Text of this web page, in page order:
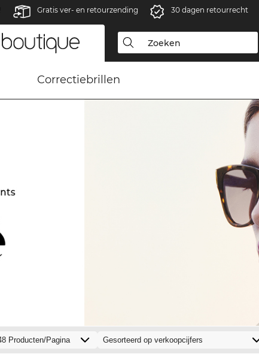
Gratis ver- en retourzending 30 dagen retourrecht
Correctiebrillen